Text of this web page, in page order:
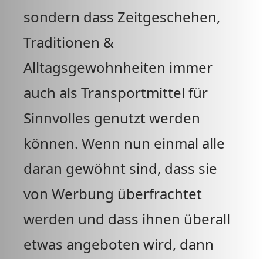
sondern dass Zeitgeschehen,
Traditionen &
Alltagsgewohnheiten immer
auch als Transportmittel für
Sinnvolles genutzt werden
können. Wenn nun einmal alle
daran gewöhnt sind, dass sie
von Werbung überfrachtet
werden und dass ihnen überall
etwas angeboten wird, dann